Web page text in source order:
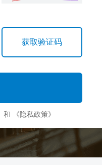
和 《隐私政策》